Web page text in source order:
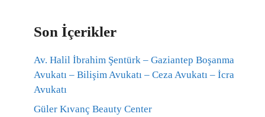
Son İçerikler
Av. Halil İbrahim Şentürk – Gaziantep Boşanma
Avukatı – Bilişim Avukatı – Ceza Avukatı – İcra
Avukatı
Güler Kıvanç Beauty Center